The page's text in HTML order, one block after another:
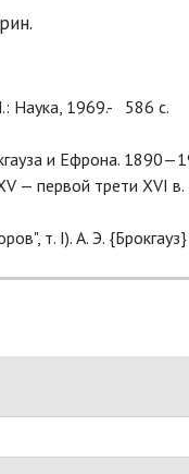
Наука, 1969.- 586 с.
и Ефрона.
— первой трети XVI
т. I). А. Э. {Брокгауз}